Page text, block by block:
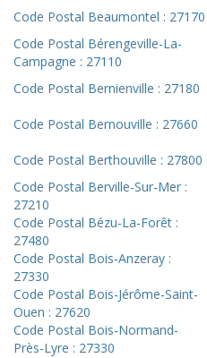
Code Postal Beaumontel : 27170
Code Postal Bérengeville-La-
Campagne : 27110
Code Postal Bernienville : 27180
Code Postal Bernouville : 27660
Code Postal Berthouville : 27800
Code Postal Berville-Sur-Mer :
27210
Code Postal Bézu-La-Forêt :
27480
Code Postal Bois-Anzeray :
27330
Code Postal Bois-Jérôme-Saint-
Ouen : 27620
Code Postal Bois-Normand-
Près-Lyre : 27330